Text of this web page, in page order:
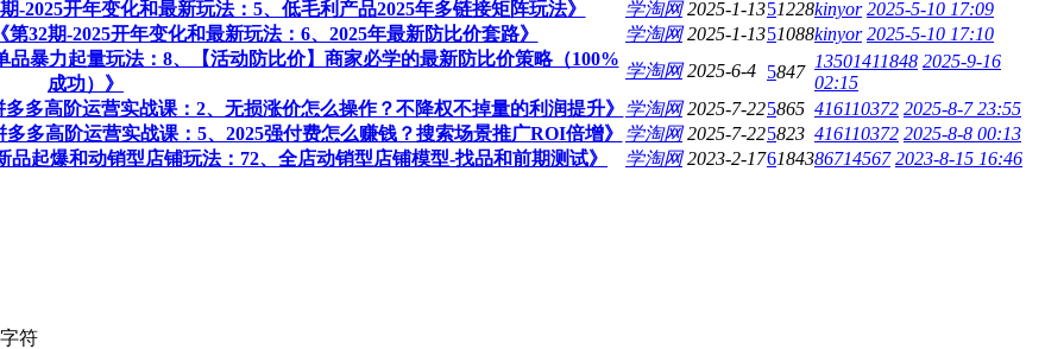
-2025开年变化和最新玩法：5、低毛利产品2025年多链接矩阵玩法》
学淘网 2025-1-1351228kinyor 2025-5-10 17:09
32期-2025开年变化和最新玩法：6、2025年最新防比价套路》
学淘网 2025-1-1351088kinyor 2025-5-10 17:10
品暴力起量玩法：8、【活动防比价】商家必学的最新防比价策略（100%
成功）》
学淘网 2025-6-4 5847
13501411848 2025-9-16
02:15
多高阶运营实战课：2、无损涨价怎么操作？不降权不掉量的利润提升​》 学淘网 2025-7-225865 416110372 2025-8-7 23:55
多高阶运营实战课：​5、2025强付费怎么赚钱？搜索场景推广ROI倍增​》
学淘网 2025-7-225823 416110372 2025-8-8 00:13
品起爆和动销型店铺玩法：72、全店动销型店铺模型-找品和前期测试》
学淘网 2023-2-176184386714567 2023-8-15 16:46
符